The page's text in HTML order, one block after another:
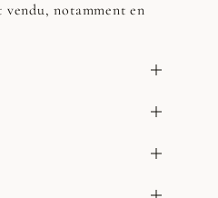
notamment en